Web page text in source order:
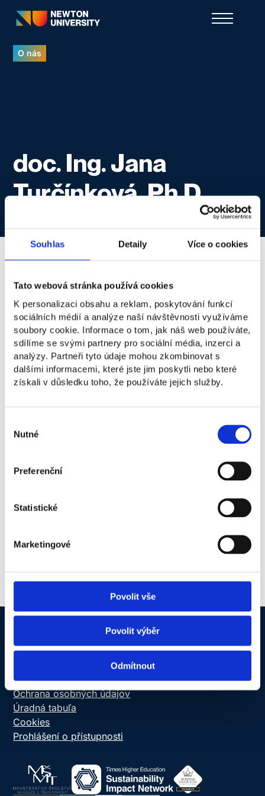
Souhlas Detaily Více o cookies
Tato webová stránka používá cookies
K personalizaci obsahu a reklam, poskytování funkcí
sociálních médií a analýze naší návštěvnosti využíváme
soubory cookie. Informace o tom, jak náš web používáte,
sdílíme se svými partnery pro sociální média, inzerci a
analýzy. Partneři tyto údaje mohou zkombinovat s
dalšími informacemi, které jste jim poskytli nebo které
získali v důsledku toho, že používáte jejich služby.
souhlasu
Nutné
Preferenční
Statistické
Marketingové
Povolit vše
Povolit výběr
Odmítnout
O nás
doc. Ing. Jana
Turčínková, Ph.D.
mnoho rokov v akademickej sfére na plný
úväzok, kde sa venovala najmä výučbe
predmetov z oblasti marketingu, a to
v českých aj anglických študijných
programoch. Jej cieľom bolo vždy prepájať
teóriu s praxou. V rámci jej výučby tak vzniklo
množstvo projektov, ktoré boli reálne
Český rozhlas. Vo voľnom čase sa venuje
doc. Ing. Jana Turčínková, Ph.D.
Vyučujúci marketingu, PR a strategickej
komunikácie, PR manažér spoločnosti
NEWTON Today
Online schránka dôvery
Ochrana osobných údajov
Úradná tabuľa
Cookies
Prohlášení o přístupnosti